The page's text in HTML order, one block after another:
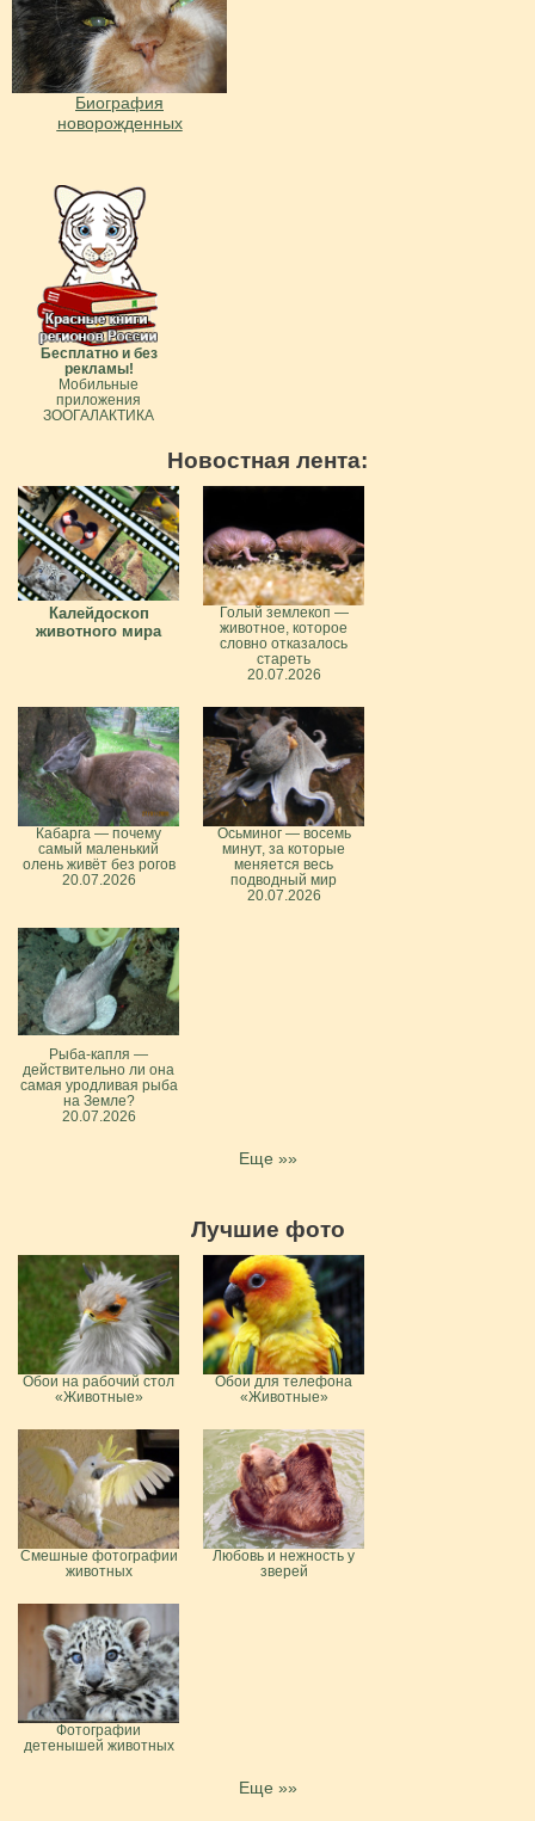
Биография
новорожденных
Бесплатно и без
рекламы!
Мобильные
приложения
ЗООГАЛАКТИКА
Новостная лента:
Калейдоскоп
животного мира
Голый землекоп —
животное, которое
словно отказалось
стареть
20.07.2026
Кабарга — почему
самый маленький
олень живёт без рогов
20.07.2026
Осьминог — восемь
минут, за которые
меняется весь
подводный мир
20.07.2026
Рыба-капля —
действительно ли она
самая уродливая рыба
на Земле?
20.07.2026
Еще »»
Лучшие фото
Обои на рабочий стол
«Животные»
Обои для телефона
«Животные»
Смешные фотографии
животных
Любовь и нежность у
зверей
Фотографии
детенышей животных
Еще »»